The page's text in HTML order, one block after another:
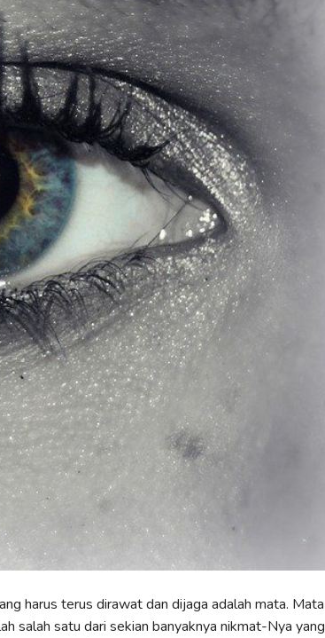
harus terus dirawat dan dijaga adalah mata. Mata
salah satu dari sekian banyaknya nikmat-Nya yang